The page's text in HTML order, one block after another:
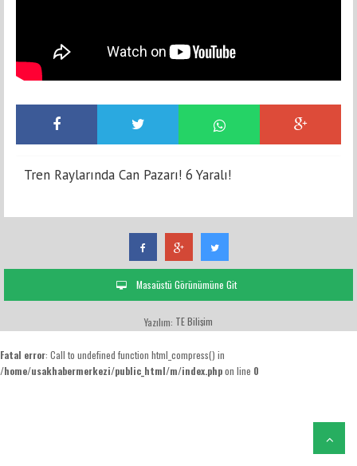
Tren Raylarında Can Pazarı! 6 Yaralı!
Masaüstü Görünümüne Git
Yazılım: TE Bilişim
Fatal error: Call to undefined function html_compress() in
/home/usakhabermerkezi/public_html/m/index.phpon line 0